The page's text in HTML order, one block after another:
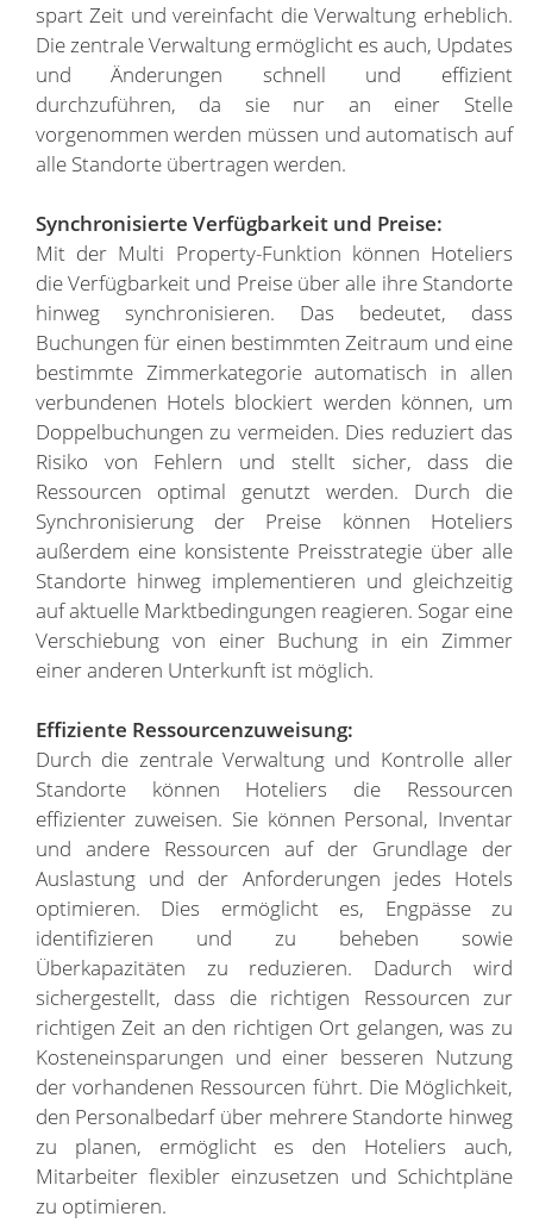
spart Zeit und vereinfacht die Verwaltung erheblich.
Die zentrale Verwaltung ermöglicht es auch, Updates
und Änderungen schnell und effizient
durchzuführen, da sie nur an einer Stelle
vorgenommen werden müssen und automatisch auf
alle Standorte übertragen werden.
Synchronisierte Verfügbarkeit und Preise:
Mit der Multi Property-Funktion können Hoteliers
die Verfügbarkeit und Preise über alle ihre Standorte
hinweg synchronisieren. Das bedeutet, dass
Buchungen für einen bestimmten Zeitraum und eine
bestimmte Zimmerkategorie automatisch in allen
verbundenen Hotels blockiert werden können, um
Doppelbuchungen zu vermeiden. Dies reduziert das
Risiko von Fehlern und stellt sicher, dass die
Ressourcen optimal genutzt werden. Durch die
Synchronisierung der Preise können Hoteliers
außerdem eine konsistente Preisstrategie über alle
Standorte hinweg implementieren und gleichzeitig
auf aktuelle Marktbedingungen reagieren. Sogar eine
Verschiebung von einer Buchung in ein Zimmer
einer anderen Unterkunft ist möglich.
Effiziente Ressourcenzuweisung:
Durch die zentrale Verwaltung und Kontrolle aller
Standorte können Hoteliers die Ressourcen
effizienter zuweisen. Sie können Personal, Inventar
und andere Ressourcen auf der Grundlage der
Auslastung und der Anforderungen jedes Hotels
optimieren. Dies ermöglicht es, Engpässe zu
identifizieren und zu beheben sowie
Überkapazitäten zu reduzieren. Dadurch wird
sichergestellt, dass die richtigen Ressourcen zur
richtigen Zeit an den richtigen Ort gelangen, was zu
Kosteneinsparungen und einer besseren Nutzung
der vorhandenen Ressourcen führt. Die Möglichkeit,
den Personalbedarf über mehrere Standorte hinweg
zu planen, ermöglicht es den Hoteliers auch,
Mitarbeiter flexibler einzusetzen und Schichtpläne
zu optimieren.